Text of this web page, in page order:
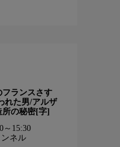
フランスさす
れた男/アルザ
所の秘密[字]
～15:30
ネル